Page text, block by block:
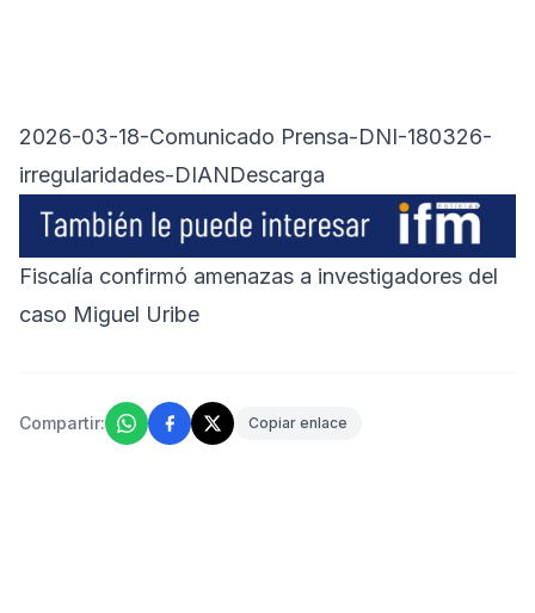
2026-03-18-Comunicado Prensa-DNI-180326-
irregularidades-DIANDescarga
Fiscalía confirmó amenazas a investigadores del
caso Miguel Uribe
Compartir: Copiar enlace